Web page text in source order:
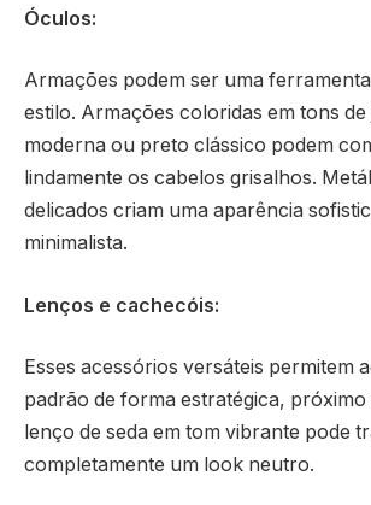
Óculos:
Armações podem ser uma
estilo. Armações coloridas em tons
moderna ou preto clássico podem
lindamente os cabelos grisalhos.
delicados criam uma aparência
minimalista.
Lenços e cachecóis:
Esses acessórios versáteis permitem
padrão de forma estratégica,
lenço de seda em tom vibrante pode
completamente um look neutro.